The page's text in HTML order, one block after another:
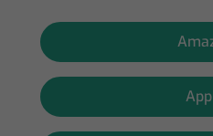
Shop